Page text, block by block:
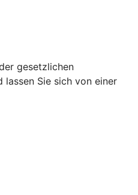
gesetzlichen
lassen Sie sich von einer